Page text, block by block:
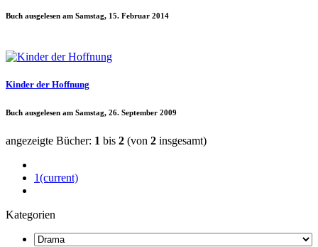
Buch ausgelesen am Samstag, 15. Februar 2014
Kinder der Hoffnung
Buch ausgelesen am Samstag, 26. September 2009
angezeigte Bücher: 1 bis 2 (von 2 insgesamt)
1(current)
Kategorien